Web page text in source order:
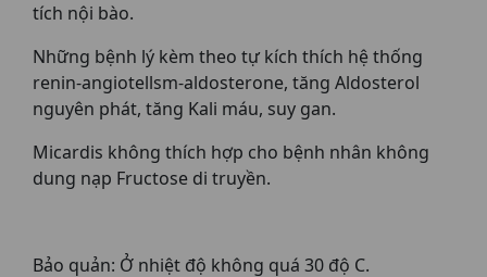
tích nội bào.
Những bệnh lý kèm theo tự kích thích hệ thống
renin-angiotellsm-aldosterone, tăng Aldosterol
nguyên phát, tăng Kali máu, suy gan.
Micardis không thích hợp cho bệnh nhân không
dung nạp Fructose di truyền.
Bảo quản: Ở nhiệt độ không quá 30 độ C.